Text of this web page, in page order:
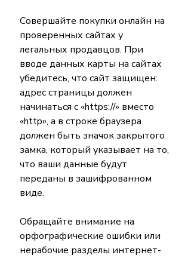
Совершайте покупки онлайн на
проверенных сайтах у
легальных продавцов. При
вводе данных карты на сайтах
убедитесь, что сайт защищен:
адрес страницы должен
начинаться с «https://» вместо
«http», а в строке браузера
должен быть значок закрытого
замка, который указывает на то,
что ваши данные будут
переданы в зашифрованном
виде.
Обращайте внимание на
орфографические ошибки или
нерабочие разделы интернет-